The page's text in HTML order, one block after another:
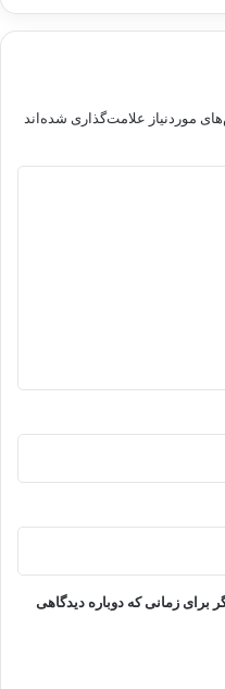
موردنیاز علامت‌گذاری شده‌اند
برای زمانی که دوباره دیدگاهی